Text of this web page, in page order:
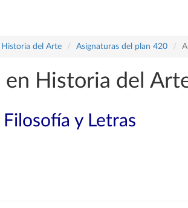
del Arte Asignaturas del plan 420
en Historia del
y Letras